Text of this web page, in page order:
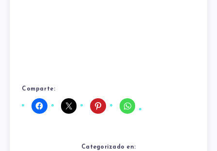
Comparte:
Categorizado en: